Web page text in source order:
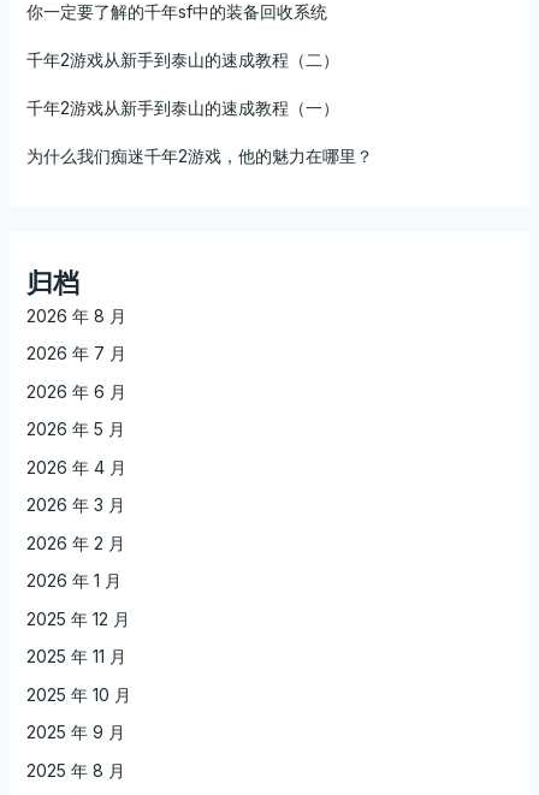
你一定要了解的千年sf中的装备回收系统
千年2游戏从新手到泰山的速成教程（二）
千年2游戏从新手到泰山的速成教程（一）
为什么我们痴迷千年2游戏，他的魅力在哪里？
归档
2026 年 8 月
2026 年 7 月
2026 年 6 月
2026 年 5 月
2026 年 4 月
2026 年 3 月
2026 年 2 月
2026 年 1 月
2025 年 12 月
2025 年 11 月
2025 年 10 月
2025 年 9 月
2025 年 8 月